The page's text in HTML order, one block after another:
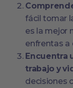
fácil tomar
es la mejor
enfrentas a
Encuentra
trabajo y
decisiones